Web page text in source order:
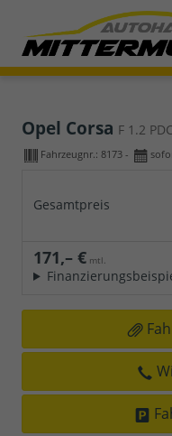
Opel Corsa F 1.2
Fahrzeugnr.: 8173
Gesamtpreis
171,– € mtl.